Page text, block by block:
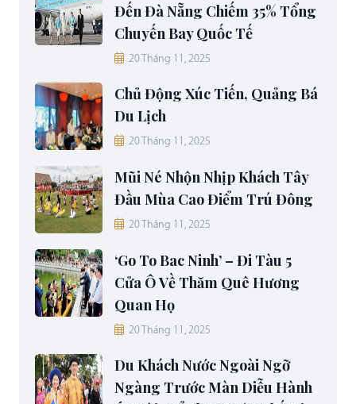
Đến Đà Nẵng Chiếm 35% Tổng
Chuyến Bay Quốc Tế
20 Tháng 11, 2025
Chủ Động Xúc Tiến, Quảng Bá
Du Lịch
20 Tháng 11, 2025
Mũi Né Nhộn Nhịp Khách Tây
Đầu Mùa Cao Điểm Trú Đông
20 Tháng 11, 2025
‘Go To Bac Ninh’ – Đi Tàu 5
Cửa Ô Về Thăm Quê Hương
Quan Họ
20 Tháng 11, 2025
Du Khách Nước Ngoài Ngỡ
Ngàng Trước Màn Diễu Hành